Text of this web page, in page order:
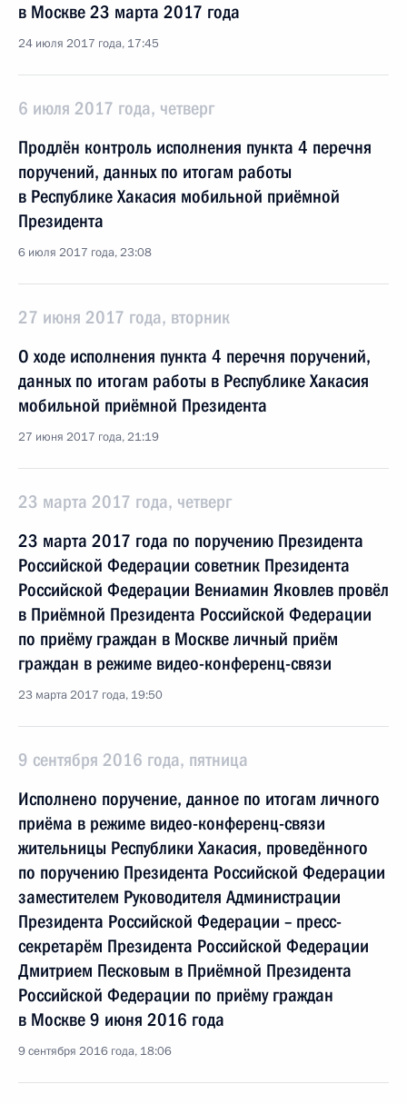
в Москве 23 марта 2017 года
24 июля 2017 года, 17:45
6 июля 2017 года, четверг
Продлён контроль исполнения пункта 4 перечня
поручений, данных по итогам работы
в Республике Хакасия мобильной приёмной
Президента
6 июля 2017 года, 23:08
27 июня 2017 года, вторник
О ходе исполнения пункта 4 перечня поручений,
данных по итогам работы в Республике Хакасия
мобильной приёмной Президента
27 июня 2017 года, 21:19
23 марта 2017 года, четверг
23 марта 2017 года по поручению Президента
Российской Федерации советник Президента
Российской Федерации Вениамин Яковлев провёл
в Приёмной Президента Российской Федерации
по приёму граждан в Москве личный приём
граждан в режиме видео-конференц-связи
23 марта 2017 года, 19:50
9 сентября 2016 года, пятница
Исполнено поручение, данное по итогам личного
приёма в режиме видео-конференц-связи
жительницы Республики Хакасия, проведённого
по поручению Президента Российской Федерации
заместителем Руководителя Администрации
Президента Российской Федерации – пресс-
секретарём Президента Российской Федерации
Дмитрием Песковым в Приёмной Президента
Российской Федерации по приёму граждан
в Москве 9 июня 2016 года
9 сентября 2016 года, 18:06